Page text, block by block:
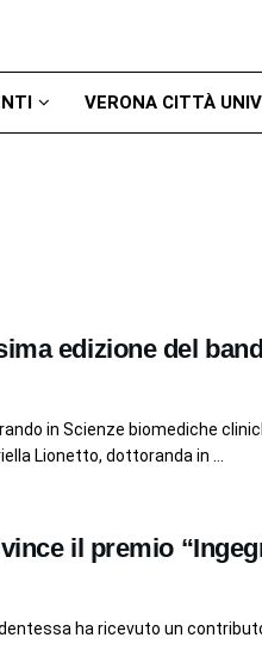
VERONA CITTÀ
edizione del
in Scienze biomediche
Lionetto, dottoranda in ...
il premio
ha ricevuto un